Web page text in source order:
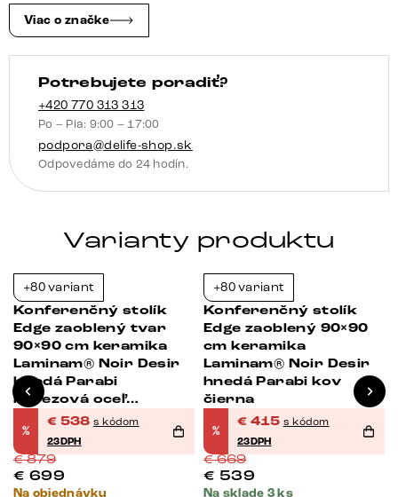
perla
Borna
titánové
efektové
prevedenie
Viac o značke
Potrebujete poradiť?
+420 770 313 313
Po – Pia: 9:00 – 17:00
podpora@delife-shop.sk
Odpovedáme do 24 hodín.
Varianty produktu
+80 variant
Konferenčný stolík
Edge zaoblený tvar
90×90 cm keramika
Laminam® Noir Desir
hnedá Parabi
nerezová oceľ
kefovaná
%
€ 538 s kódom
23DPH
€879
€ 699
Na objednávku
+80 variant
Konferenčný stolík
Edge zaoblený 90×90
cm keramika
Laminam® Noir Desir
hnedá Parabi kov
čierna
%
€ 415 s kódom
23DPH
€669
€ 539
Na sklade 3 ks